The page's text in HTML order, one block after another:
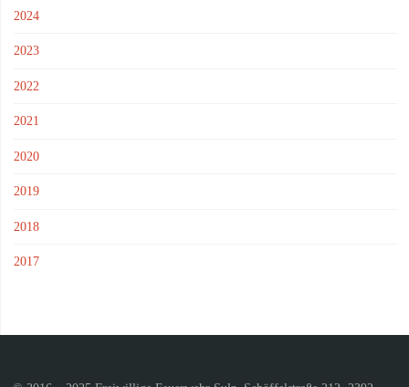
2024
2023
2022
2021
2020
2019
2018
2017